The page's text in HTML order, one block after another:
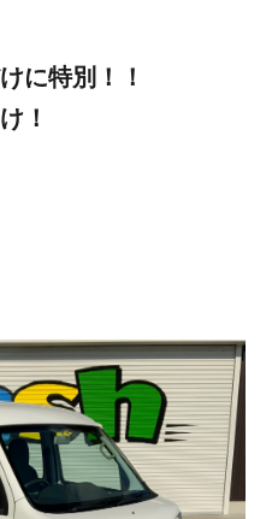
に特別！！
！